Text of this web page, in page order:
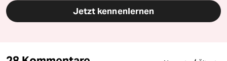
Jetzt kennenlernen